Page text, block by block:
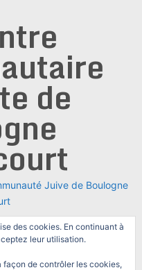
de
Juive de Boulogne
des cookies. En continuant à
leur utilisation.
façon de contrôler les cookies,